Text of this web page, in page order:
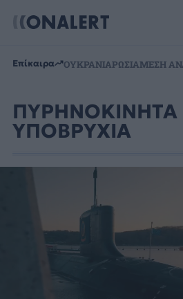
Επίκαιρα ΟΥΚΡΑΝΙΑΡΩΣΙΑΜΕΣΗ
ΠΥΡΗΝΟΚΙΝΗΤΑ
ΥΠΟΒΡΥΧΙΑ